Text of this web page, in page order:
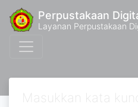
Perpustakaan
Layanan Perpustakaan